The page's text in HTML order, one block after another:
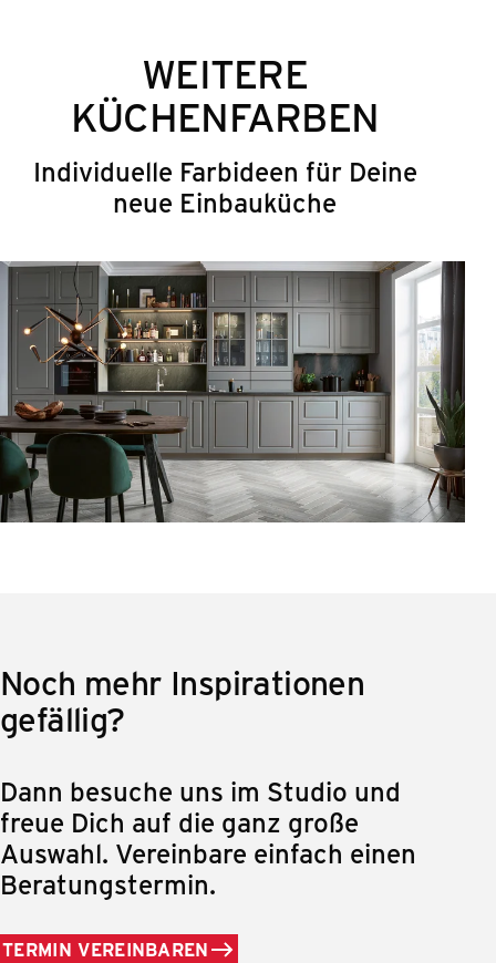
WEITERE
KÜCHENFARBEN
Individuelle Farbideen für Deine
neue Einbauküche
Noch mehr Inspirationen
gefällig?
Dann besuche uns im Studio und
freue Dich auf die ganz große
Auswahl. Vereinbare einfach einen
Beratungstermin.
TERMIN VEREINBAREN